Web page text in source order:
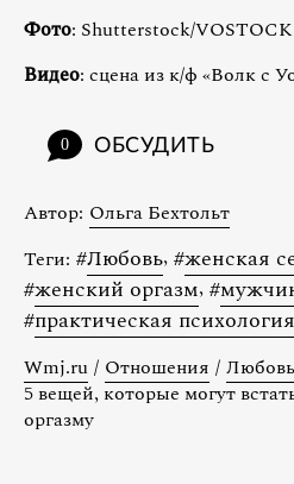
Фото: Shutterstock/VOSTOCK
Видео: сцена из к/ф «Волк с
0 ОБСУДИТЬ
Автор: Ольга Бехтольт
Теги: #Любовь, #женская
#женский оргазм, #
#практическая психология
Wmj.ru / Отношения /
5 вещей, которые могут
оргазму